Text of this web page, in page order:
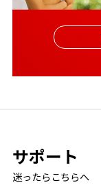
サポート
迷ったらこちらへ